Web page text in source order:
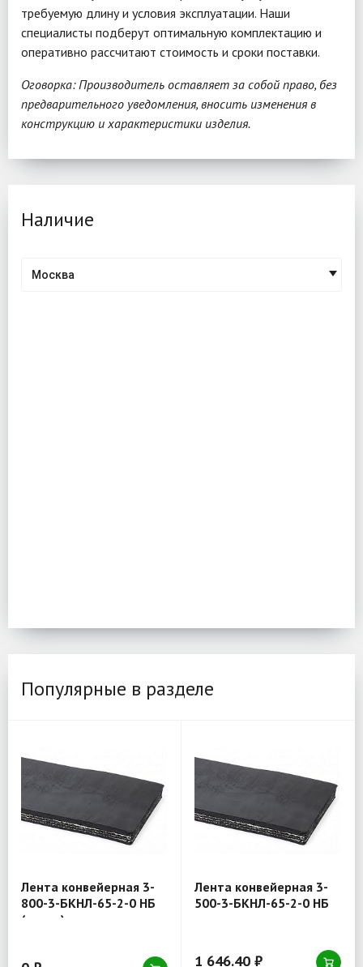
требуемую длину и условия эксплуатации. Наши
специалисты подберут оптимальную комплектацию и
оперативно рассчитают стоимость и сроки поставки.
Оговорка: Производитель оставляет за собой право, без
предварительного уведомления, вносить изменения в
конструкцию и характеристики изделия.
Наличие
Москва
Популярные в разделе
Лента конвейерная 3-
800-3-БКНЛ-65-2-0 НБ
(товар)
Лента конвейерная 3-
500-3-БКНЛ-65-2-0 НБ
1 646.40 ₽